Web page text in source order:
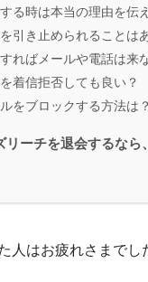
る時は本当の理由を伝
引き止められることは
ればメールや電話は来
着信拒否しても良い？
をブロックする方法は？
リーチを退会するなら
人はお疲れさまでし